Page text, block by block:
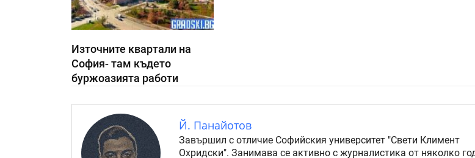
Източните квартали на
София- там където
буржоазията работи
Й. Панайотов
Завършил с отличие Софийския университет "Свети Климент
Охридски". Занимава се активно с журналистика от няколко